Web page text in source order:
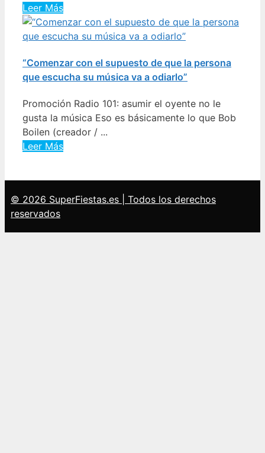
Leer Más
“Comenzar con el supuesto de que la persona
que escucha su música va a odiarlo”
Promoción Radio 101: asumir el oyente no le
gusta la música Eso es básicamente lo que Bob
Boilen (creador / ...
Leer Más
© 2026 SuperFiestas.es | Todos los derechos
reservados